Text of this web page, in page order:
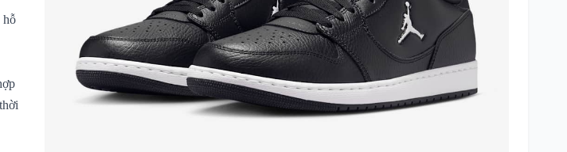
hỗ